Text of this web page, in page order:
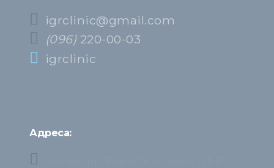
igrclinic@gmail.com
(096) 220-00-03
igrclinic
Адреса: